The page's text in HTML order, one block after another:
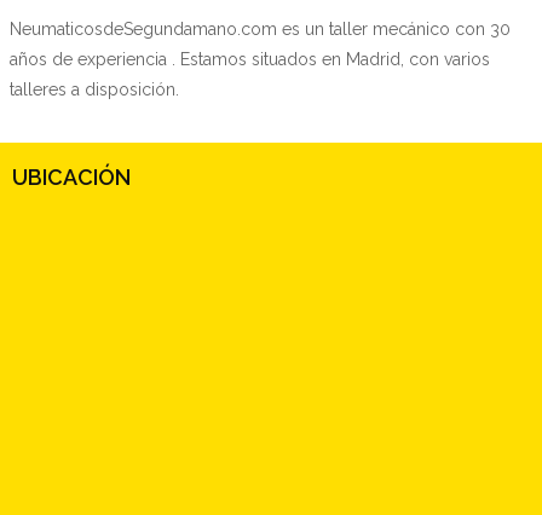
NeumaticosdeSegundamano.com es un taller mecánico con 30
años de experiencia . Estamos situados en Madrid, con varios
talleres a disposición.
UBICACIÓN